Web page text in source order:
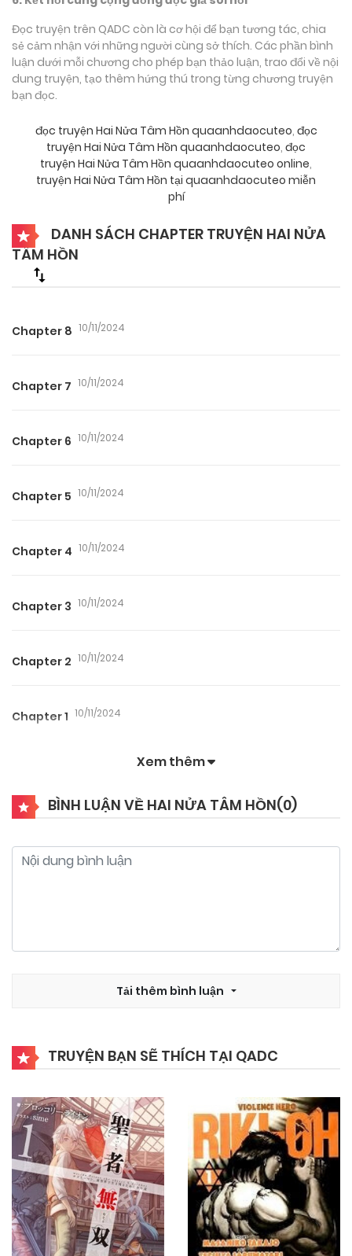
Đọc truyện trên QADC còn là cơ hội để bạn tương tác, chia
sẻ cảm nhận với những người cùng sở thích. Các phần bình
luận dưới mỗi chương cho phép bạn thảo luận, trao đổi về nội
dung truyện, tạo thêm hứng thú trong từng chương truyện
bạn đọc.
đọc truyện Hai Nửa Tâm Hồn quaanhdaocuteo, đọc
truyện Hai Nửa Tâm Hồn quaanhdaocuteo, đọc
truyện Hai Nửa Tâm Hồn quaanhdaocuteo online,
truyện Hai Nửa Tâm Hồn tại quaanhdaocuteo miễn
phí
DANH SÁCH CHAPTER TRUYỆN HAI NỬA
TÂM HỒN
Chapter 8 10/11/2024
Chapter 7 10/11/2024
Chapter 6 10/11/2024
Chapter 5 10/11/2024
Chapter 4 10/11/2024
Chapter 3 10/11/2024
Chapter 2 10/11/2024
Chapter 1 10/11/2024
Xem thêm
BÌNH LUẬN VỀ HAI NỬA TÂM HỒN(0)
Tải thêm bình luận
TRUYỆN BẠN SẼ THÍCH TẠI QADC